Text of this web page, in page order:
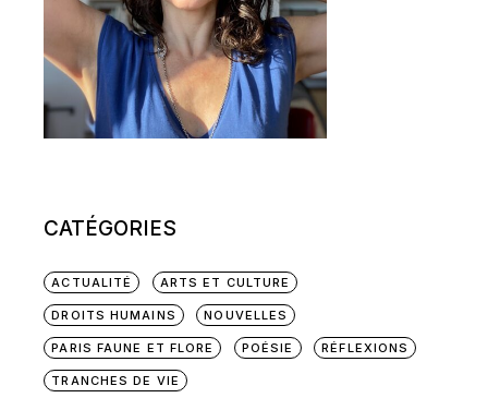
CATÉGORIES
ACTUALITÉ ARTS ET CULTURE
DROITS HUMAINS NOUVELLES
PARIS FAUNE ET FLORE POÉSIE RÉFLEXIONS
TRANCHES DE VIE